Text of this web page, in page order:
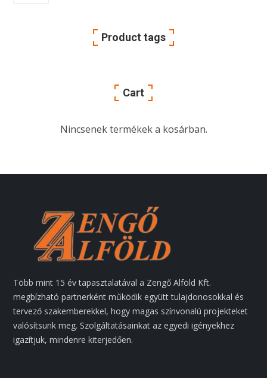
Product tags
Cart
Nincsenek termékek a kosárban.
Több mint 15 év tapasztalatával a Zengő Alföld Kft.
megbízható partnerként működik együtt tulajdonosokkal és
tervező szakemberekkel, hogy magas színvonalú projekteket
valósítsunk meg. Szolgáltatásainkat az egyedi igényekhez
igazítjuk, mindenre kiterjedően.